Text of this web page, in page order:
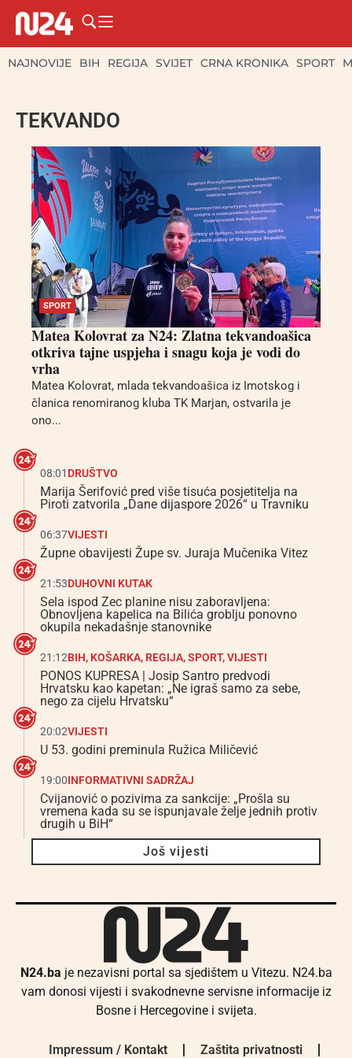
NAJNOVIJE BIH REGIJA SVIJET CRNA KRONIKA SPORT
TEKVANDO
SPORT
Matea Kolovrat za N24: Zlatna tekvandoašica
otkriva tajne uspjeha i snagu koja je vodi do
vrha
Matea Kolovrat, mlada tekvandoašica iz Imotskog i
članica renomiranog kluba TK Marjan, ostvarila je
ono...
08:01 DRUŠTVO
Marija Šerifović pred više tisuća posjetitelja na
Piroti zatvorila „Dane dijaspore 2026“ u Travniku
06:37VIJESTI
Župne obavijesti Župe sv. Juraja Mučenika Vitez
21:53DUHOVNI KUTAK
Sela ispod Zec planine nisu zaboravljena:
Obnovljena kapelica na Bilića groblju ponovno
okupila nekadašnje stanovnike
21:12BIH, KOŠARKA, REGIJA,SPORT,VIJESTI
PONOS KUPRESA | Josip Santro predvodi
Hrvatsku kao kapetan: „Ne igraš samo za sebe,
nego za cijelu Hrvatsku“
20:02VIJESTI
U 53. godini preminula Ružica Miličević
19:00INFORMATIVNI SADRŽAJ
Cvijanović o pozivima za sankcije: „Prošla su
vremena kada su se ispunjavale želje jednih protiv
drugih u BiH“
Još vijesti
N24.ba je nezavisni portal sa sjedištem u Vitezu. N24.ba
vam donosi vijesti i svakodnevne servisne informacije iz
Bosne i Hercegovine i svijeta.
Impressum / Kontakt Zaštita privatnosti